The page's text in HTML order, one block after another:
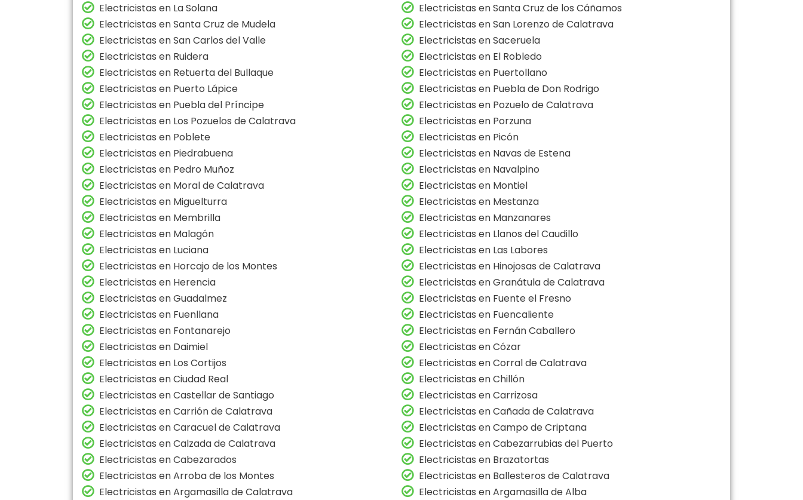
Electricistas en La Solana
Electricistas en Santa Cruz de los Cáñamos
Electricistas en Santa Cruz de Mudela
Electricistas en San Lorenzo de Calatrava
Electricistas en San Carlos del Valle
Electricistas en Saceruela
Electricistas en Ruidera
Electricistas en El Robledo
Electricistas en Retuerta del Bullaque
Electricistas en Puertollano
Electricistas en Puerto Lápice
Electricistas en Puebla de Don Rodrigo
Electricistas en Puebla del Príncipe
Electricistas en Pozuelo de Calatrava
Electricistas en Los Pozuelos de Calatrava
Electricistas en Porzuna
Electricistas en Poblete
Electricistas en Picón
Electricistas en Piedrabuena
Electricistas en Navas de Estena
Electricistas en Pedro Muñoz
Electricistas en Navalpino
Electricistas en Moral de Calatrava
Electricistas en Montiel
Electricistas en Miguelturra
Electricistas en Mestanza
Electricistas en Membrilla
Electricistas en Manzanares
Electricistas en Malagón
Electricistas en Llanos del Caudillo
Electricistas en Luciana
Electricistas en Las Labores
Electricistas en Horcajo de los Montes
Electricistas en Hinojosas de Calatrava
Electricistas en Herencia
Electricistas en Granátula de Calatrava
Electricistas en Guadalmez
Electricistas en Fuente el Fresno
Electricistas en Fuenllana
Electricistas en Fuencaliente
Electricistas en Fontanarejo
Electricistas en Fernán Caballero
Electricistas en Daimiel
Electricistas en Cózar
Electricistas en Los Cortijos
Electricistas en Corral de Calatrava
Electricistas en Ciudad Real
Electricistas en Chillón
Electricistas en Castellar de Santiago
Electricistas en Carrizosa
Electricistas en Carrión de Calatrava
Electricistas en Cañada de Calatrava
Electricistas en Caracuel de Calatrava
Electricistas en Campo de Criptana
Electricistas en Calzada de Calatrava
Electricistas en Cabezarrubias del Puerto
Electricistas en Cabezarados
Electricistas en Brazatortas
Electricistas en Arroba de los Montes
Electricistas en Ballesteros de Calatrava
Electricistas en Argamasilla de Calatrava
Electricistas en Argamasilla de Alba